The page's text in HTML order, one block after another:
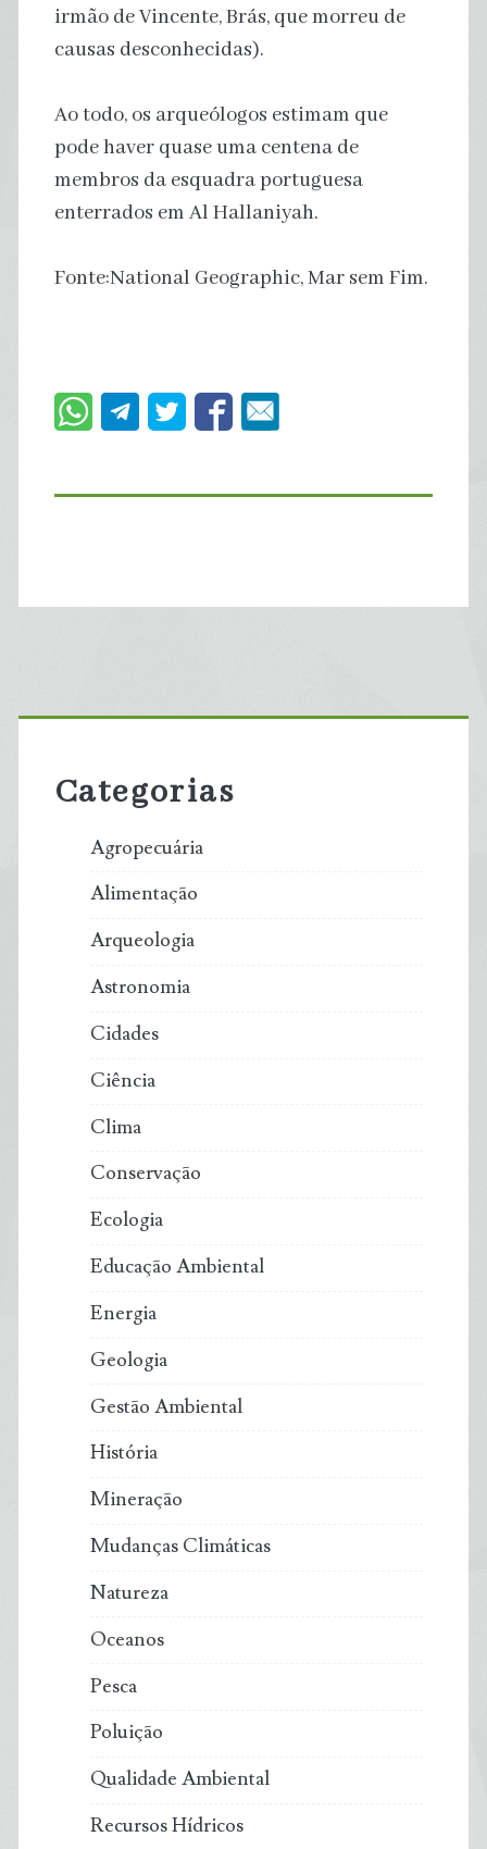
irmão de Vincente, Brás, que morreu de
causas desconhecidas).
Ao todo, os arqueólogos estimam que
pode haver quase uma centena de
membros da esquadra portuguesa
enterrados em Al Hallaniyah.
Fonte:National Geographic, Mar sem Fim.
Primary
Sidebar
Categorias
Agropecuária
Alimentação
Arqueologia
Astronomia
Cidades
Ciência
Clima
Conservação
Ecologia
Educação Ambiental
Energia
Geologia
Gestão Ambiental
História
Mineração
Mudanças Climáticas
Natureza
Oceanos
Pesca
Poluição
Qualidade Ambiental
Recursos Hídricos